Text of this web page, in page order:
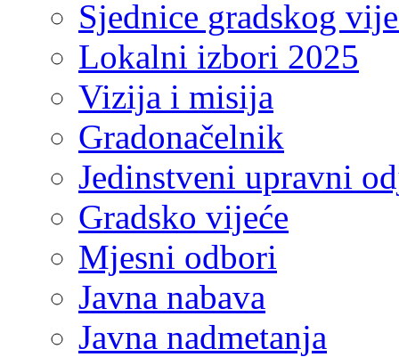
Sjednice gradskog
Lokalni izbori 2025
Vizija i misija
Gradonačelnik
Jedinstveni upravni
Gradsko vijeće
Mjesni odbori
Javna nabava
Javna nadmetanja